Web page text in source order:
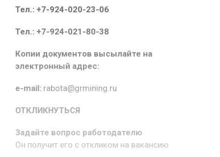
Тел.: +7-924-020-23-06
Тел.: +7-924-021-80-38
Копии документов высылайте на
электронный адрес:
e-mail: rabota@grmining.ru
ОТКЛИКНУТЬСЯ
Задайте вопрос работодателю
Он получит его с откликом на вакансию